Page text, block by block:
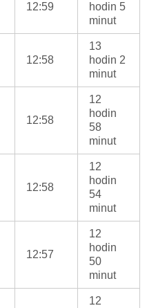
12:59
hodin 5
minut
12:58
13
hodin 2
minut
12:58
12
hodin
58
minut
12:58
12
hodin
54
minut
12:57
12
hodin
50
minut
12